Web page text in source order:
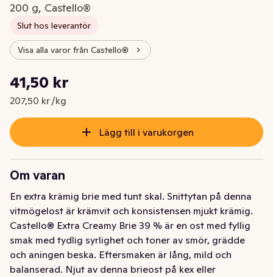
200 g, Castello®
Slut hos leverantör
Visa alla varor från Castello®
Nuvarande pris är: 41,50 kr
41,50 kr
207,50 kr /kg
Styckpris: 207,50 kr /kg
Lägg till i varukorgen
Om varan
En extra krämig brie med tunt skal. Snittytan på denna
vitmögelost är krämvit och konsistensen mjukt krämig.
Castello® Extra Creamy Brie 39 % är en ost med fyllig
smak med tydlig syrlighet och toner av smör, grädde
och aningen beska. Eftersmaken är lång, mild och
balanserad. Njut av denna brieost på kex eller